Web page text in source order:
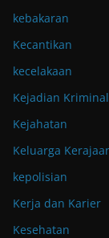
kebakaran
Kecantikan
kecelakaan
Kejadian Kriminal
Kejahatan
Keluarga
kepolisian
Kerja dan Karier
Kesehatan